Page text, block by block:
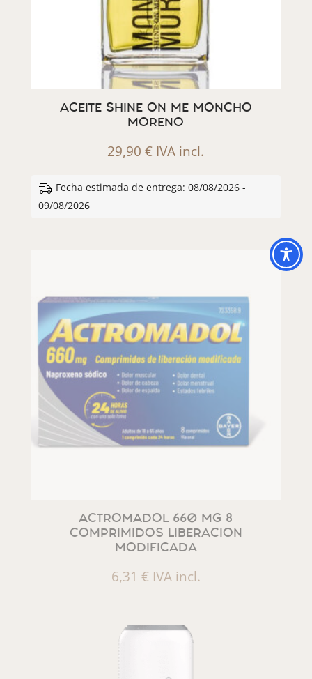
ACEITE SHINE ON ME MONCHO
MORENO
29,90€ IVA incl.
Fecha estimada de entrega: 08/08/2026 -
09/08/2026
ACTROMADOL 660 MG 8
COMPRIMIDOS LIBERACION
MODIFICADA
6,31 € IVA incl.